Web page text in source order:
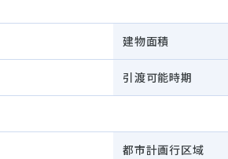
建物面積
引渡可能時期
都市計画行区域